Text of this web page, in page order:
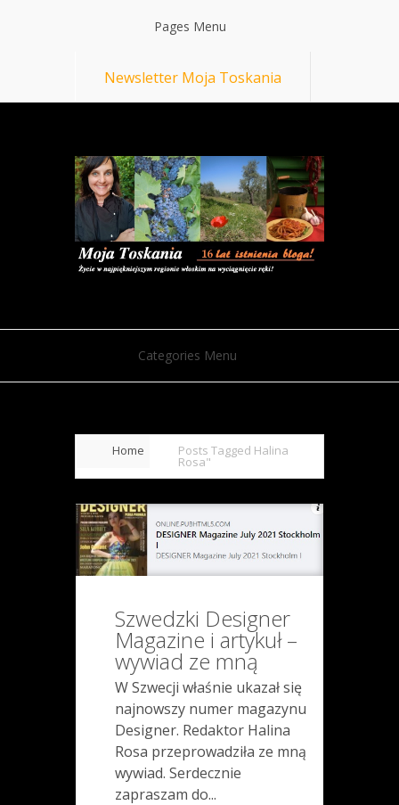
Pages Menu
Newsletter Moja Toskania
Categories Menu
Home Posts Tagged Halina
Rosa"
Szwedzki Designer
Magazine i artykuł –
wywiad ze mną
W Szwecji właśnie ukazał się
najnowszy numer magazynu
Designer. Redaktor Halina
Rosa przeprowadziła ze mną
wywiad. Serdecznie
zapraszam do...